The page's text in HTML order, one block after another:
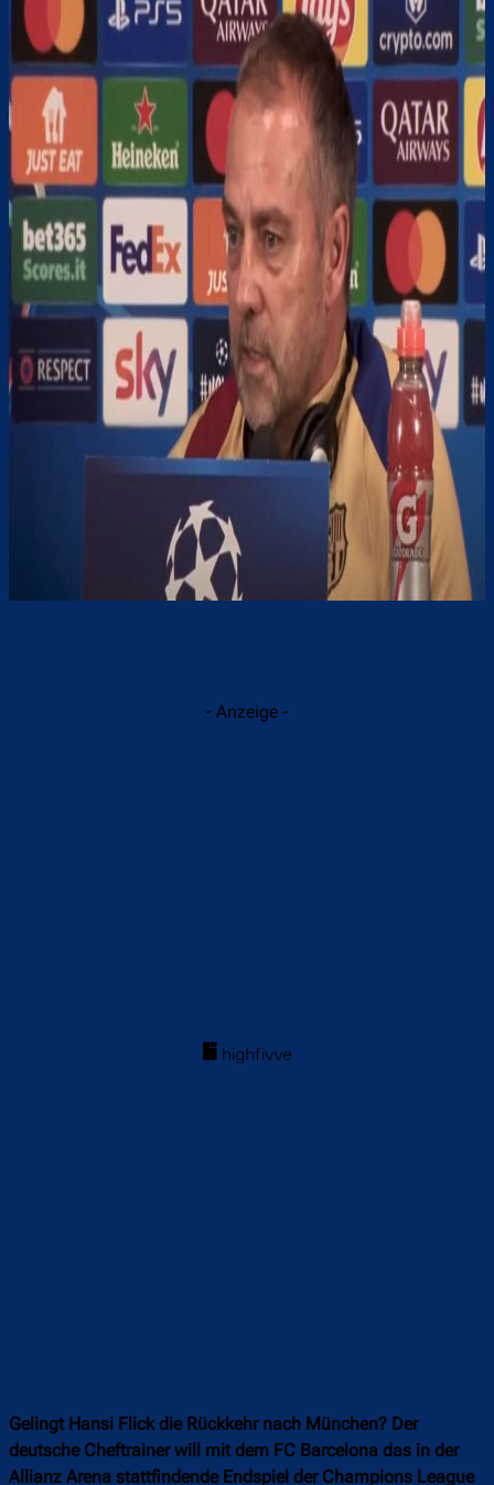
- Anzeige -
Gelingt Hansi Flick die Rückkehr nach München? Der
deutsche Cheftrainer will mit dem FC Barcelona das in der
Allianz Arena stattfindende Endspiel der Champions League